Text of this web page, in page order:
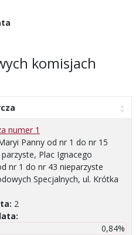
komisjach
numer 1
Panny od nr 1 do nr 15
Plac Ignacego
nr 1 do nr 43 nieparzyste
Specjalnych, ul. Krótka
2
0,84%